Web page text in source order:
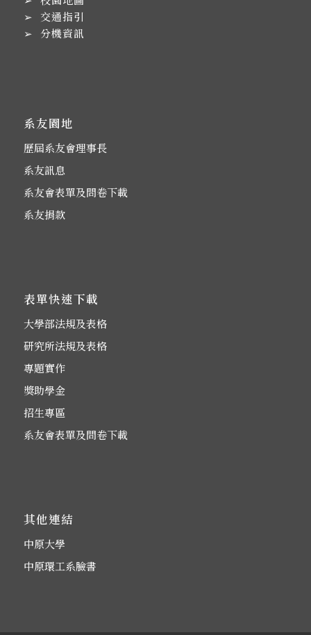
➢ 交通指引
➢ 分機資訊
系友園地
歷屆系友會理事長
系友訊息
系友會表單及問卷下載
系友捐款
表單快速下載
大學部法規及表格
研究所法規及表格
專題實作
獎助學金
招生專區
系友會表單及問卷下載
其他連結
中原大學
中原環工系臉書